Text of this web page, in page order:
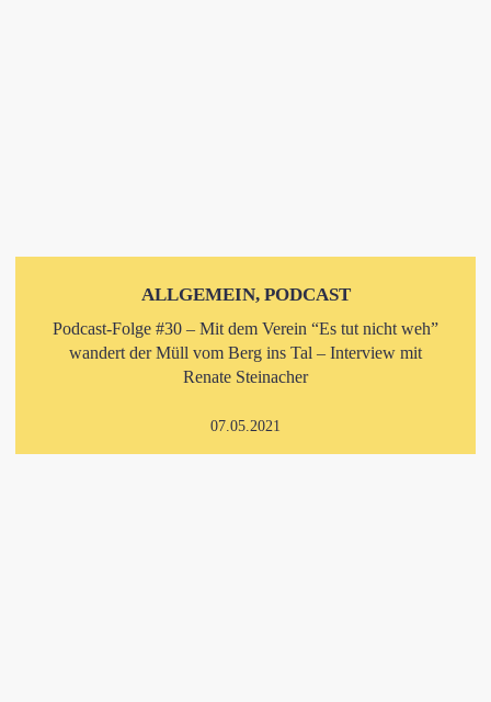
ALLGEMEIN, PODCAST
Podcast-Folge #30 – Mit dem Verein “Es tut nicht weh”
wandert der Müll vom Berg ins Tal – Interview mit
Renate Steinacher
07.05.2021